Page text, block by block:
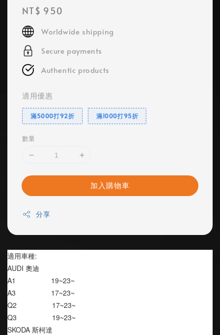
Regular
price
NT$ 950
Worldwide shipping
Secure payments
Authentic products
適用優惠
滿5000打92折 滿1000打95折
數量
加入購物車
分享
適用車種:
AUDI 奧迪
A1                  19~23~
A3                  17~23~
Q2                  17~23~
Q3                  19~23~
SKODA 斯柯達